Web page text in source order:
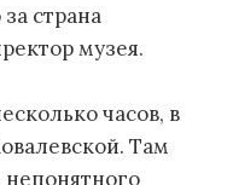
страна
музея.
часов, в
Там
непонятного